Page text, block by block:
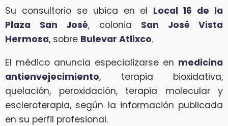
Su consultorio se ubica en el Local 16 de la
Plaza San José, colonia San José Vista
Hermosa, sobre Bulevar Atlixco.
El médico anuncia especializarse en medicina
antienvejecimiento, terapia bioxidativa,
quelación, peroxidación, terapia molecular y
escleroterapia, según la información publicada
en su perfil profesional.